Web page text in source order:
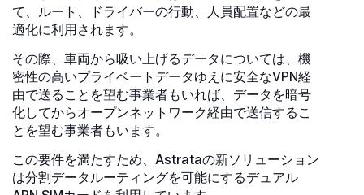
て、ルート、ドライバーの行動、人員配置などの最
適化に利用されます。
その際、車両から吸い上げるデータについては、機
密性の高いプライベートデータゆえに安全なVPN経
由で送ることを望む事業者もいれば、データを暗号
化してからオープンネットワーク経由で送信するこ
とを望む事業者もいます。
この要件を満たすため、Astrataの新ソリューション
は分割データルーティングを可能にするデュアル